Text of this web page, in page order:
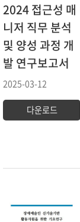
2024 접근성 매
니저 직무 분석
및 양성 과정 개
발 연구보고서
2025-03-12
다운로드